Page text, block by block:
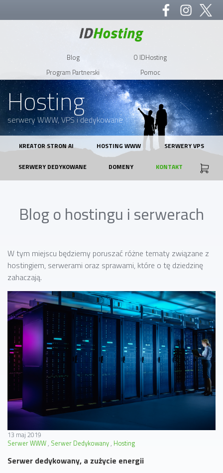
Blog
O IDHosting
Program Partnerski
Pomoc
Hosting
serwery WWW, VPS i dedykowane
KREATOR STRON AI HOSTING WWW SERWERY VPS
SERWERY DEDYKOWANE DOMENY KONTAKT
Blog o hostingu i serwerach
W tym miejscu będziemy poruszać różne tematy związane z
hostingiem, serwerami oraz sprawami, które o tę dziedzinę
zahaczają.
13 maj 2019
Serwer WWW Serwer Dedykowany Hosting
Serwer dedykowany, a zużycie energii